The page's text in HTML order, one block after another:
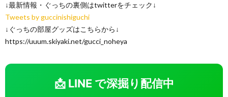
↓最新情報・ぐっちの裏側はtwitterをチェック↓
Tweets by guccinishiguchi
↓ぐっちの部屋グッズはこちらから↓
https://uuum.skiyaki.net/gucci_noheya
📩 LINE で深掘り配信中